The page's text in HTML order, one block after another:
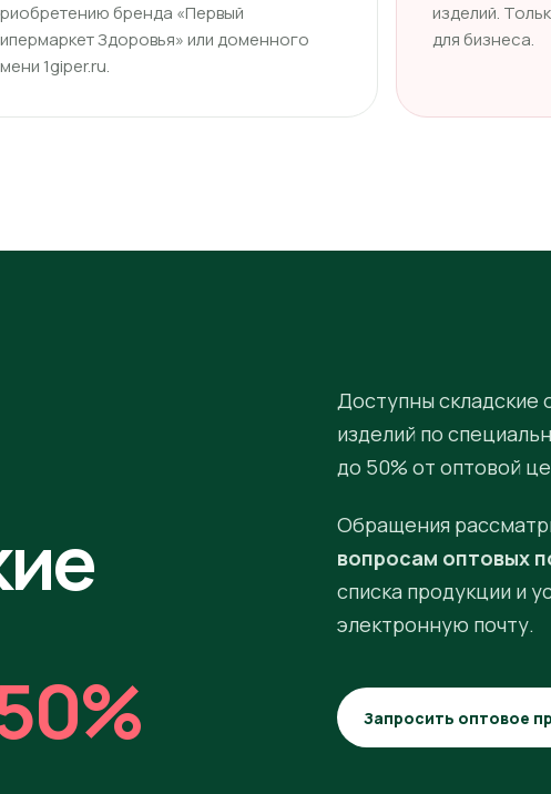
бренда «Первый
Здоровья» или доменного
1giper.ru.
изделий.
для бизнеса.
Доступны складские
изделий по
до 50% от оптовой
Обращения
вопросам оптовых
списка продукции и
электронную почту.
Запросить оптовое